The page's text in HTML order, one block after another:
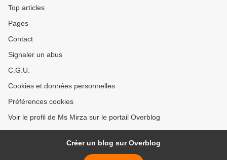
Top articles
Pages
Contact
Signaler un abus
C.G.U.
Cookies et données personnelles
Préférences cookies
Voir le profil de Ms Mirza sur le portail Overblog
Créer un blog sur Overblog